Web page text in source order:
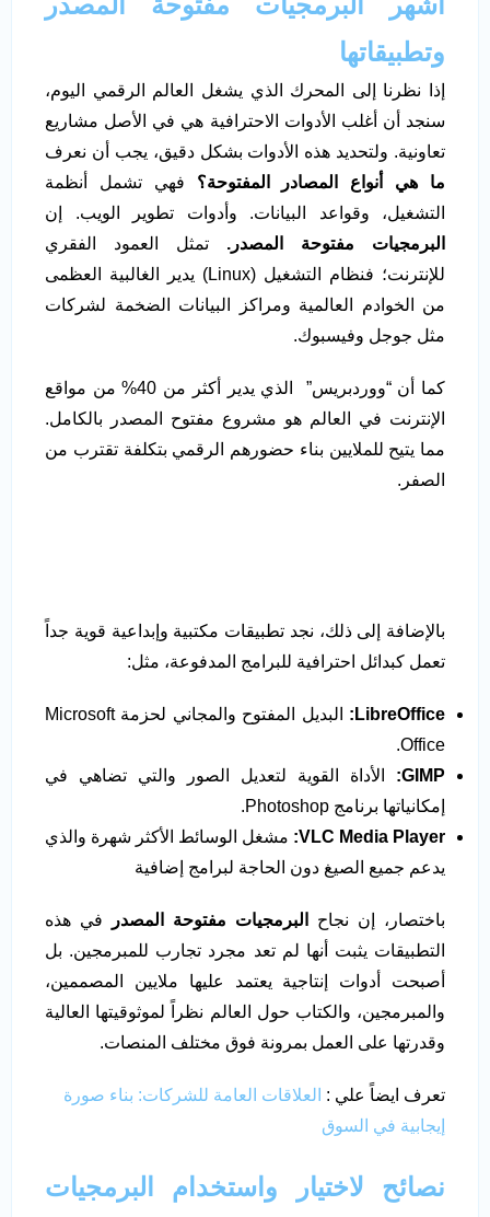
وتطبيقاتها
إذا نظرنا إلى المحرك الذي يشغل العالم الرقمي اليوم،
سنجد أن أغلب الأدوات الاحترافية هي في الأصل مشاريع
تعاونية. ولتحديد هذه الأدوات بشكل دقيق، يجب أن نعرف
ما هي أنواع المصادر المفتوحة؟ فهي تشمل أنظمة
التشغيل، وقواعد البيانات. وأدوات تطوير الويب. إن
البرمجيات مفتوحة المصدر. تمثل العمود الفقري
للإنترنت؛ فنظام التشغيل (Linux) يدير الغالبية العظمى
من الخوادم العالمية ومراكز البيانات الضخمة لشركات
مثل جوجل وفيسبوك.
كما أن “ووردبريس” الذي يدير أكثر من 40% من مواقع
الإنترنت في العالم هو مشروع مفتوح المصدر بالكامل.
مما يتيح للملايين بناء حضورهم الرقمي بتكلفة تقترب من
الصفر.
بالإضافة إلى ذلك، نجد تطبيقات مكتبية وإبداعية قوية جداً
تعمل كبدائل احترافية للبرامج المدفوعة، مثل:
LibreOffice
:
البديل المفتوح والمجاني لحزمة Microsoft
Office.
GIMP
: الأداة القوية لتعديل الصور والتي تضاهي في
إمكانياتها برنامج Photoshop.
VLC Media Player
: مشغل الوسائط الأكثر شهرة والذي
يدعم جميع الصيغ دون الحاجة لبرامج إضافية
باختصار، إن نجاح البرمجيات مفتوحة المصدر
في هذه
التطبيقات يثبت أنها لم تعد مجرد تجارب للمبرمجين. بل
أصبحت أدوات إنتاجية يعتمد عليها ملايين المصممين،
والمبرمجين، والكتاب حول العالم نظراً لموثوقيتها العالية
وقدرتها على العمل بمرونة فوق مختلف المنصات.
تعرف ايضاً علي : العلاقات العامة للشركات: بناء صورة
إيجابية في السوق
نصائح لاختيار واستخدام البرمجيات